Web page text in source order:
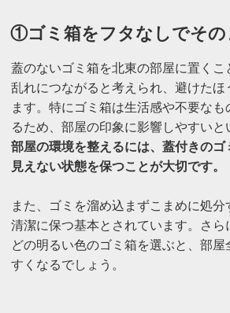
①ゴミ箱をフタなしでその
蓋のないゴミ箱を北東の部屋に置くこ
乱れにつながると考えられ、避けたほ
ます。特にゴミ箱は生活感や不要な
るため、部屋の印象に影響しやすいと
部屋の環境を整えるには、蓋付きのゴ
見えない状態を保つことが大切です。
また、ゴミを溜め込まずこまめに処
清潔に保つ基本とされています。さら
どの明るい色のゴミ箱を選ぶと、部
すくなるでしょう。